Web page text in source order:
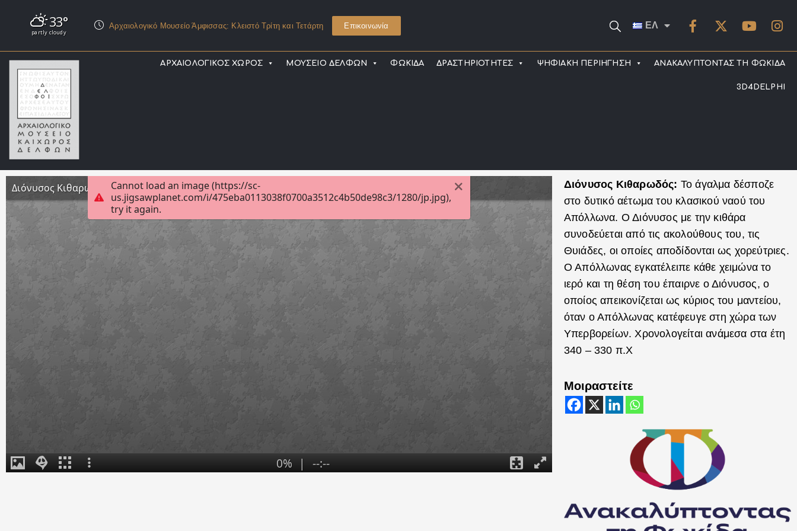
33°
partly cloudy
Αρχαιολογικό Μουσείο Άμφισσας: Κλειστό Τρίτη και Τετάρτη Επικοινωνία ΕΛ
ΑΡΧΑΙΟΛΟΓΙΚΟΣ ΧΩΡΟΣ ΜΟΥΣΕΙΟ ΔΕΛΦΩΝ ΦΩΚΙΔΑ ΔΡΑΣΤΗΡΙΟΤΗΤΕΣ ΨΗΦΙΑΚΗ ΠΕΡΙΗΓΗΣΗ ΑΝΑΚΑΛΥΠΤΟΝΤΑΣ ΤΗ ΦΩΚΙΔΑ
3D4DELPHI
Διόνυσος Κιθαρωδός: Το άγαλμα δέσποζε
στο δυτικό αέτωμα του κλασικού ναού του
Απόλλωνα. Ο Διόνυσος με την κιθάρα
συνοδεύεται από τις ακολούθους του, τις
Θυιάδες, οι οποίες αποδίδονται ως χορεύτριες.
Ο Απόλλωνας εγκατέλειπε κάθε χειμώνα το
ιερό και τη θέση του έπαιρνε ο Διόνυσος, ο
οποίος απεικονίζεται ως κύριος του μαντείου,
όταν ο Απόλλωνας κατέφευγε στη χώρα των
Υπερβορείων. Χρονολογείται ανάμεσα στα έτη
340 – 330 π.Χ
Μοιραστείτε